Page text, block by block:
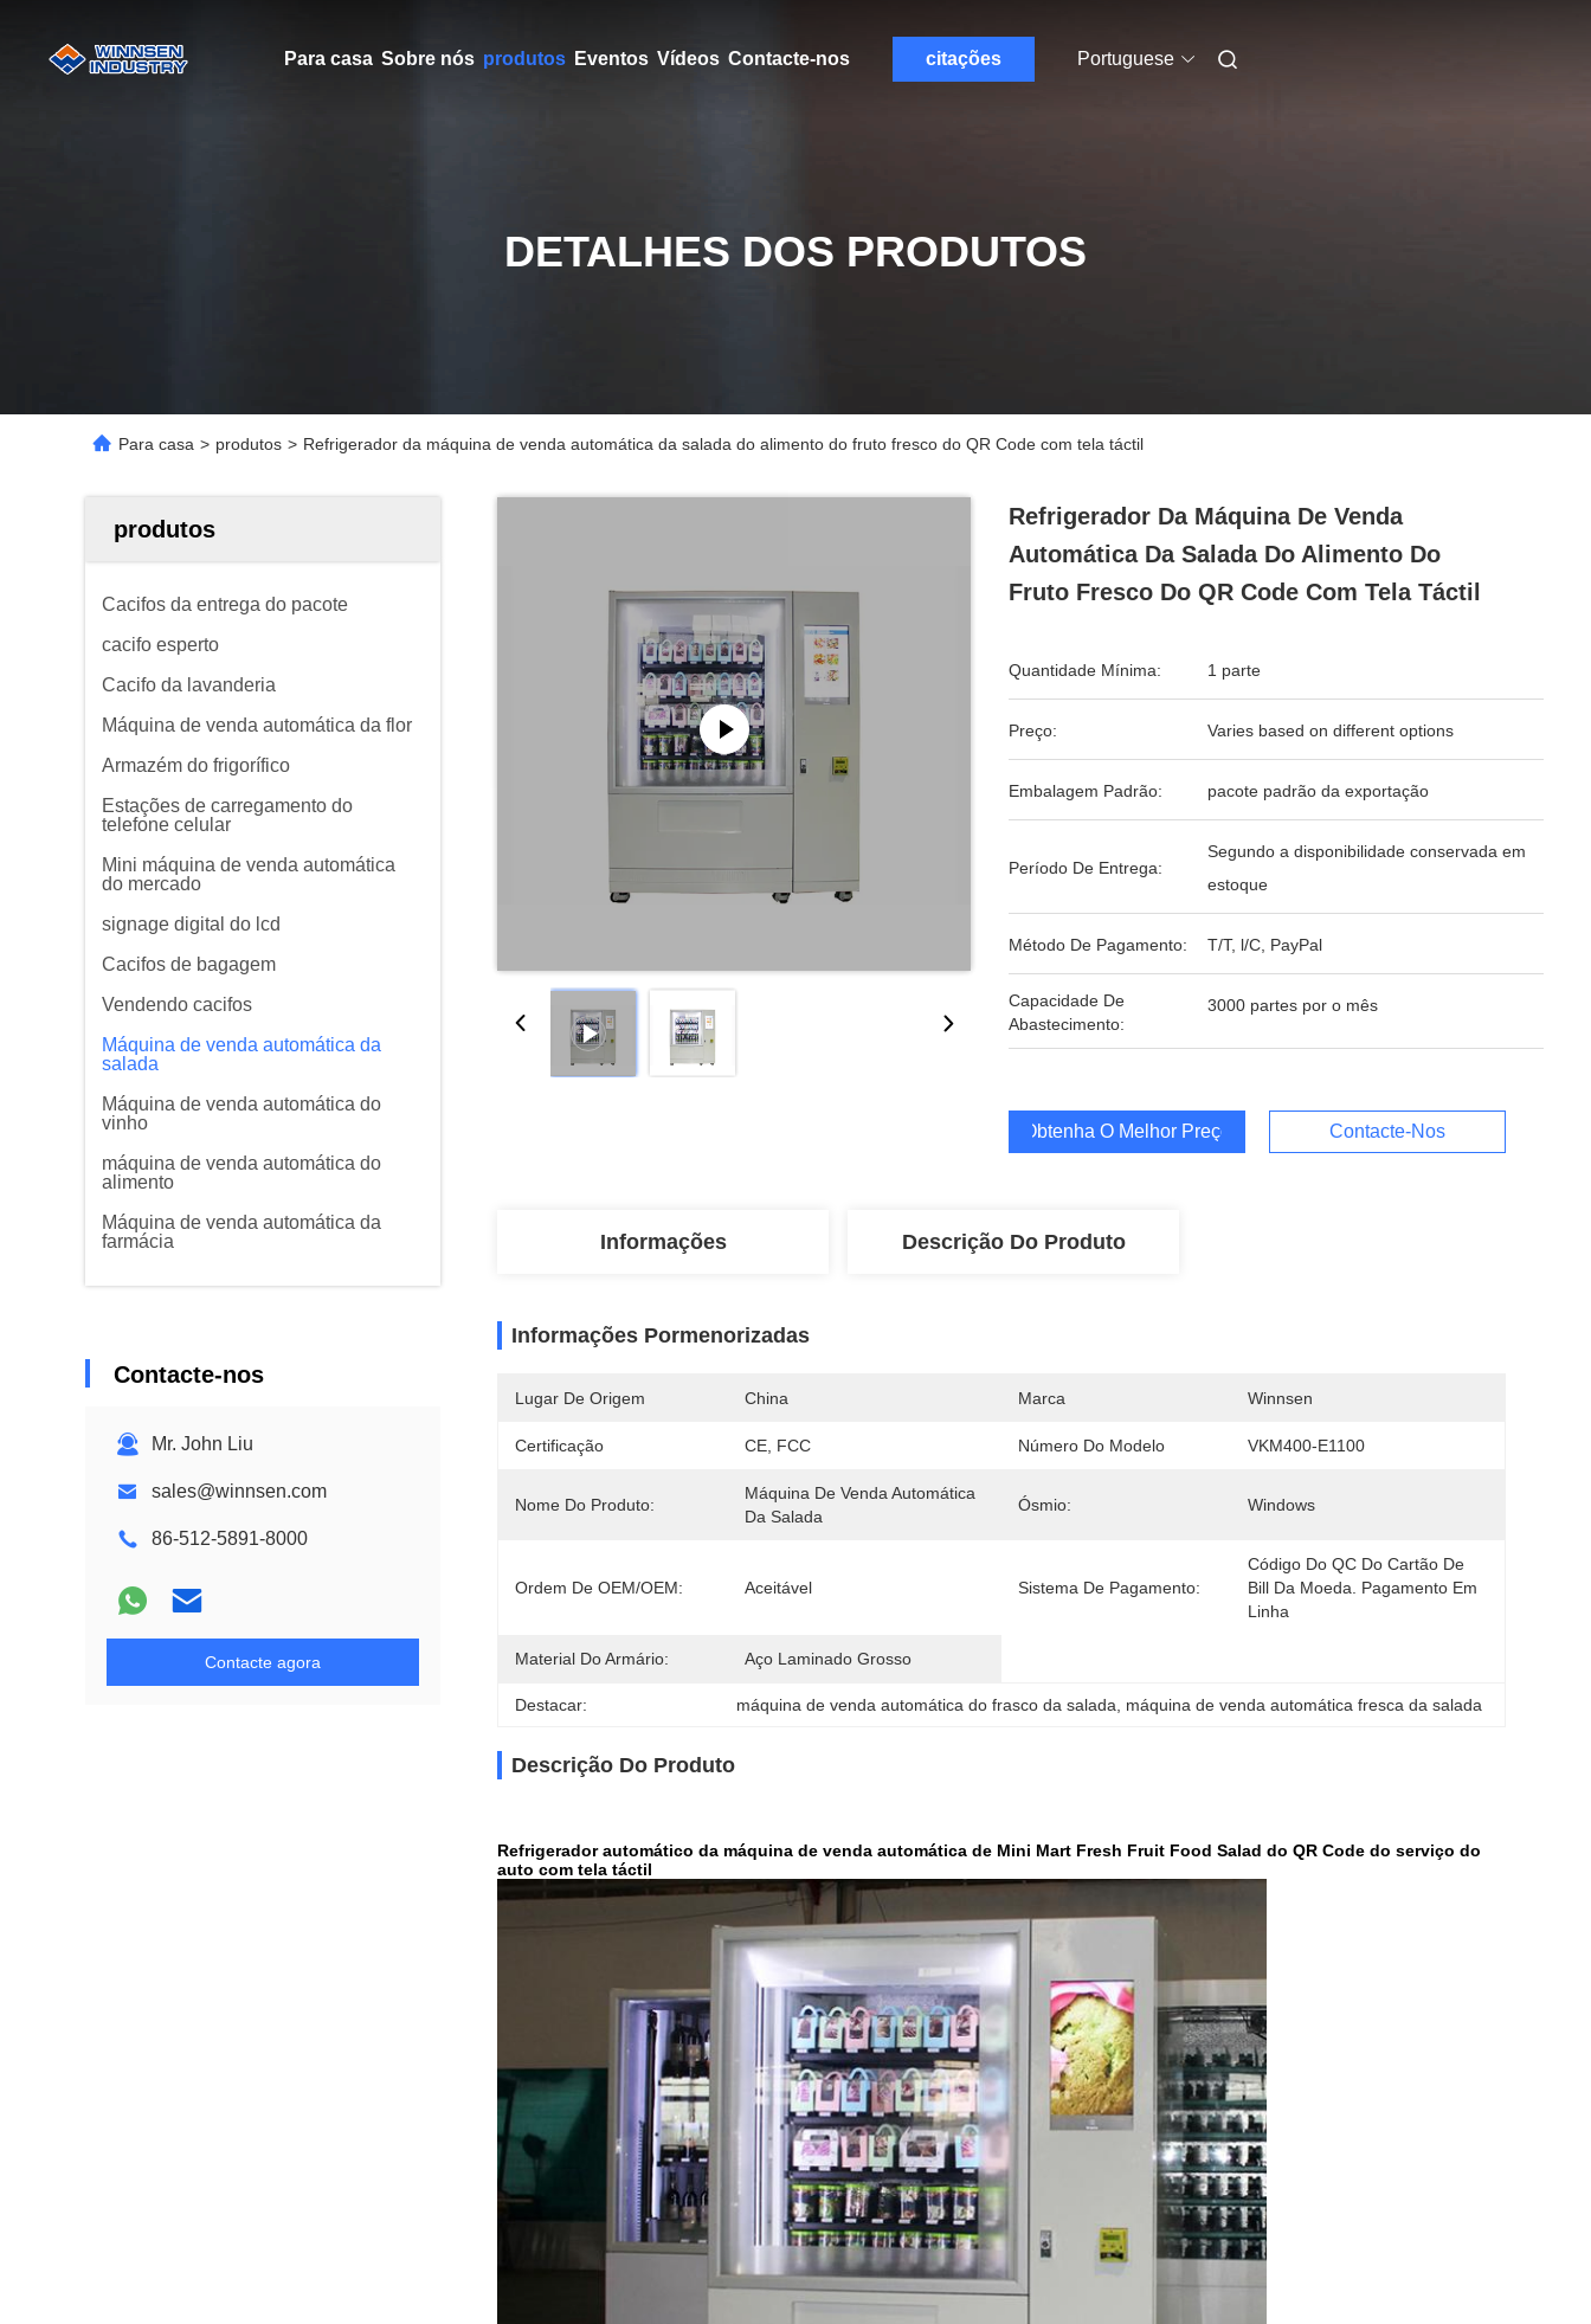
Para casa Sobre nós produtos Eventos Vídeos Contacte-nos citações Portuguese
DETALHES DOS PRODUTOS
Para casa > produtos > Refrigerador da máquina de venda automática da salada do alimento do fruto fresco do QR Code com tela táctil
produtos
Cacifos da entrega do pacote
cacifo esperto
Cacifo da lavanderia
Máquina de venda automática da flor
Armazém do frigorífico
Estações de carregamento do
telefone celular
Mini máquina de venda automática
do mercado
signage digital do lcd
Cacifos de bagagem
Vendendo cacifos
Máquina de venda automática da
salada
Máquina de venda automática do
vinho
máquina de venda automática do
alimento
Máquina de venda automática da
farmácia
Contacte-nos
Mr. John Liu
sales@winnsen.com
86-512-5891-8000
Contacte agora
Refrigerador Da Máquina De Venda
Automática Da Salada Do Alimento Do
Fruto Fresco Do QR Code Com Tela Táctil
Quantidade Mínima: 1 parte
Preço: Varies based on different options
Embalagem Padrão: pacote padrão da exportação
Período De Entrega:
Segundo a disponibilidade conservada em
estoque
Método De Pagamento: T/T, l/C, PayPal
Capacidade De
Abastecimento:
3000 partes por o mês
Obtenha O Melhor Preço Contacte-Nos
Informações Descrição Do Produto
Informações Pormenorizadas
Lugar De Origem China Marca Winnsen
Certificação CE, FCC Número Do Modelo VKM400-E1100
Nome Do Produto:
Máquina De Venda Automática
Da Salada
Ósmio: Windows
Ordem De OEM/OEM: Aceitável Sistema De Pagamento:
Código Do QC Do Cartão De
Bill Da Moeda. Pagamento Em
Linha
Material Do Armário: Aço Laminado Grosso
Destacar: máquina de venda automática do frasco da salada máquina de venda automática fresca da salada
Descrição Do Produto
Refrigerador automático da máquina de venda automática de Mini Mart Fresh Fruit Food Salad do QR Code do serviço do
auto com tela táctil